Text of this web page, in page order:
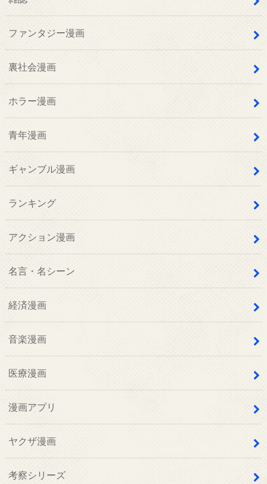
ファンタジー漫画
裏社会漫画
ホラー漫画
青年漫画
ギャンブル漫画
ランキング
アクション漫画
名言・名シーン
経済漫画
音楽漫画
医療漫画
漫画アプリ
ヤクザ漫画
考察シリーズ